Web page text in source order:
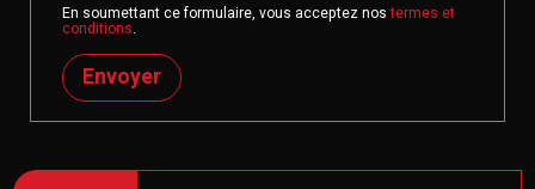
En soumettant ce formulaire, vous acceptez nostermes et
conditions.
Envoyer